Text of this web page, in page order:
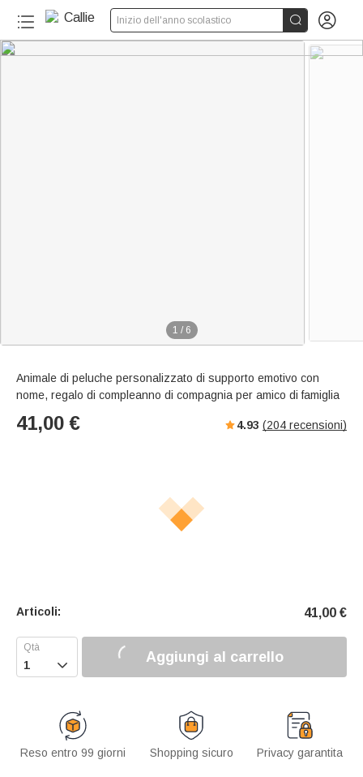
Inizio dell'anno scolastico  
1 / 6
Animale di peluche personalizzato di supporto emotivo con
nome, regalo di compleanno di compagnia per amico di famiglia
41,00 € 4.93 (204 recensioni)
Articoli: 41,00 €
 Aggiungi al carrello
Reso entro 99 giorni Shopping sicuro Privacy garantita